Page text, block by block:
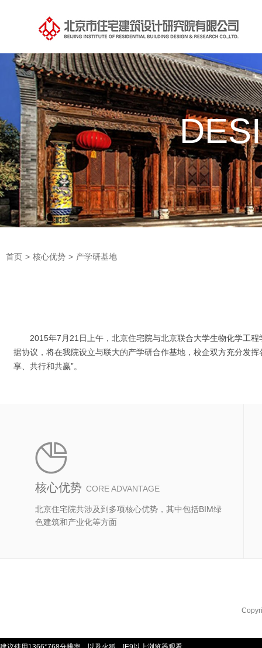
首页 > 核心优势 > 产学研基地
2015年7月21日上午，北京住宅院与北京联合大学生物化学工
据协议，将在我院设立与联大的产学研合作基地，校企双方充分发
享、共行和共赢”。
核心优势 CORE ADVANTAGE
北京住宅院共涉及到多项核心优势，其中包括BIM绿
色建筑和产业化等方面